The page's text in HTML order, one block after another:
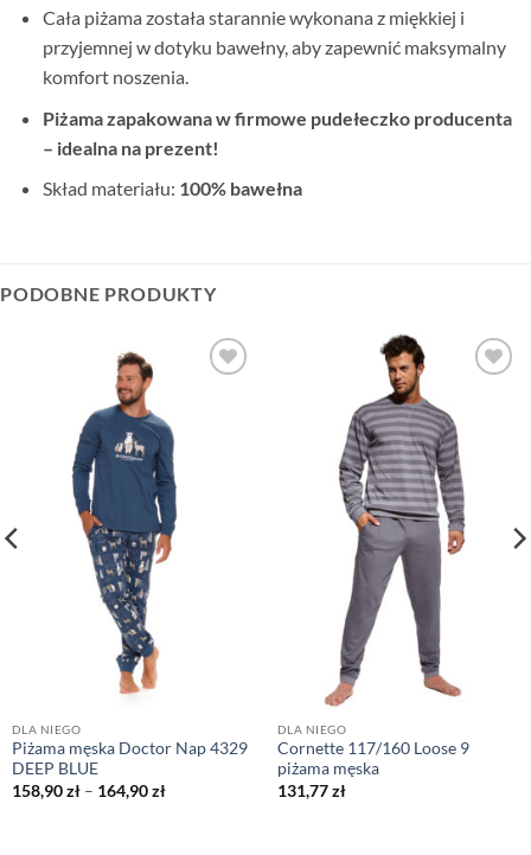
Cała piżama została starannie wykonana z miękkiej i
przyjemnej w dotyku bawełny, aby zapewnić maksymalny
komfort noszenia.
Piżama zapakowana w firmowe pudełeczko producenta
– idealna na prezent!
Skład materiału: 100% bawełna
PODOBNE PRODUKTY
DLA NIEGO
Piżama męska Doctor Nap 4329
DEEP BLUE
158,90zł – 164,90złZakres
DLA NIEGO
Cornette 117/160 Loose 9
piżama męska
131,77zł